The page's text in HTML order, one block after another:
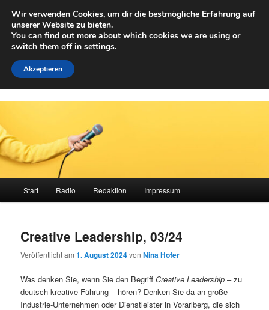
primären
Inhalt
springenAchwelle
Campus Medien der Fachhochschule Vorarlberg
Start Radio Redaktion Impressum
Creative Leadership, 03/24
Veröffentlicht am1. August 2024vonNina Hofer
Was denken Sie, wenn Sie den BegriffCreative Leadership – zu
deutsch kreative Führung – hören? Denken Sie da an große
Industrie-Unternehmen oder Dienstleister in Vorarlberg, die sich
Wir verwenden Cookies, um dir die bestmögliche Erfahrung auf
unserer Website zu bieten.
You can find out more about which cookies we are using or
switch them off in settings.
Akzeptieren